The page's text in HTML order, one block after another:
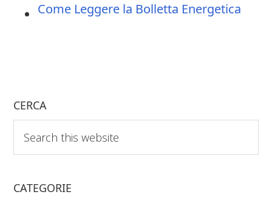
Come Leggere la Bolletta Energetica
CERCA
this
website
CATEGORIE